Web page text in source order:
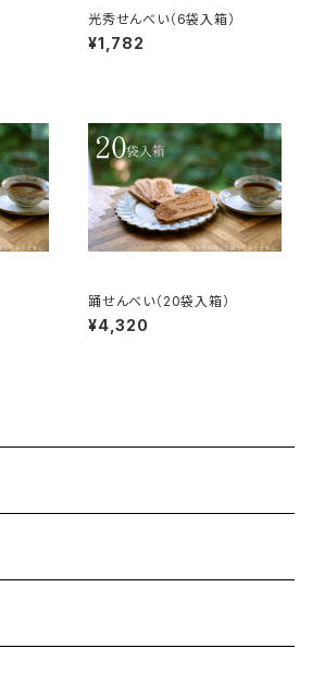
光秀せんべい（6袋入箱）
¥1,782
踊せんべい（20袋入箱）
¥4,320